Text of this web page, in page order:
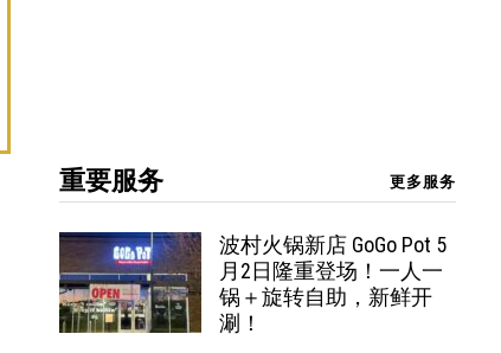
重要服务 更多服务
波村火锅新店 GoGo Pot 5
月2日隆重登场！一人一
锅＋旋转自助，新鲜开
涮！